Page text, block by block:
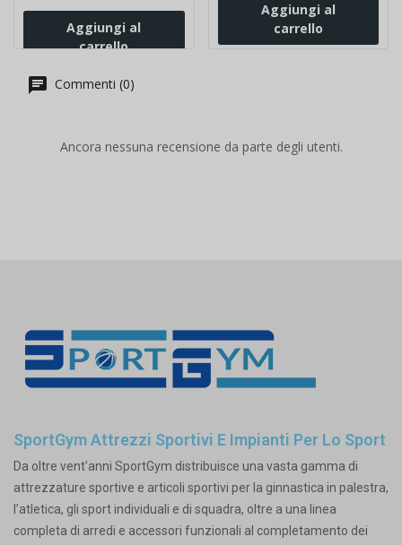
Aggiungi al
carrello
Aggiungi al
carrello
Commenti (0)
Ancora nessuna recensione da parte degli utenti.
SportGym Attrezzi Sportivi E Impianti Per Lo Sport
Da oltre vent'anni SportGym distribuisce una vasta gamma di
attrezzature sportive e articoli sportivi per la ginnastica in palestra,
l’atletica, gli sport individuali e di squadra, oltre a una linea
completa di arredi e accessori funzionali al completamento dei